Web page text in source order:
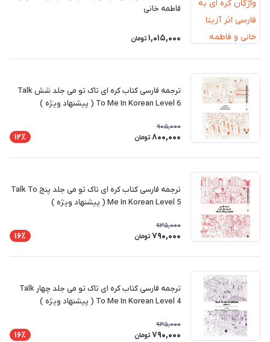
فاطمه خانی
1,015,000 تومان
ترجمه فارسی کتاب کره ای تاک تو می جلد شش Talk
To Me In Korean Level 6 ( پیشنهاد ویژه )
905,000
800,000 تومان 12٪
ترجمه فارسی کتاب کره ای تاک تو می جلد پنج Talk To
Me In Korean Level 5 ( پیشنهاد ویژه )
935,000
790,000 تومان 16٪
ترجمه فارسی کتاب کره ای تاک تو می جلد چهار Talk
To Me In Korean Level 4 ( پیشنهاد ویژه )
935,000
790,000 تومان 16٪